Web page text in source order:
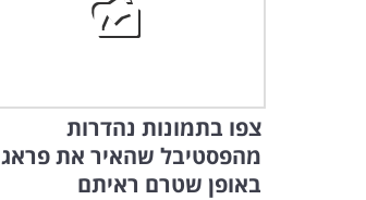
צפו בתמונות נהדרות
מהפסטיבל שהאיר את פראג
באופן שטרם ראיתם